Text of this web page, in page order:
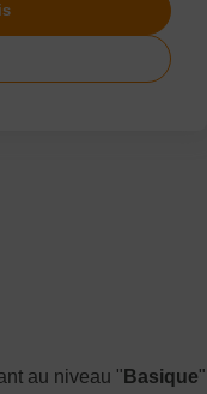
au niveau " Basique"